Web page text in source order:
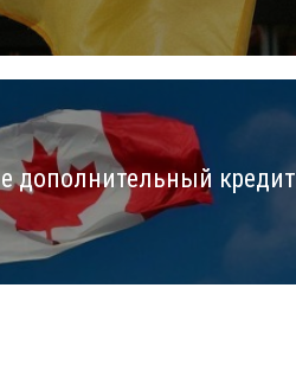
дополнительный кредит